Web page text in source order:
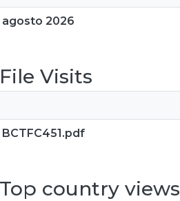
agosto 2026
File Visits
BCTFC451.pdf
Top country views